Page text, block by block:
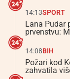
14:13SPORT
Lana Pudar
prvenstvu:
14:08BIH
Požari kod
zahvatila